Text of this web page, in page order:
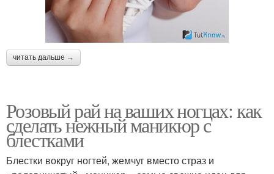
читать дальше →
Розовый рай на ваших ногцах: как
сделать нежный маникюр с
блестками
Блестки вокруг ногтей, жемчуг вместо страз и